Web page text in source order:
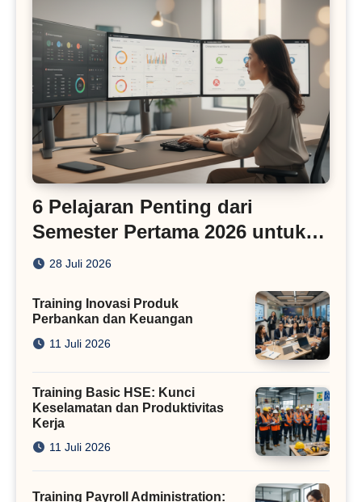
6 Pelajaran Penting dari
Semester Pertama 2026 untuk
Bisnis Digital
28 Juli 2026
Training Inovasi Produk
Perbankan dan Keuangan
11 Juli 2026
Training Basic HSE: Kunci
Keselamatan dan Produktivitas
Kerja
11 Juli 2026
Training Payroll Administration: